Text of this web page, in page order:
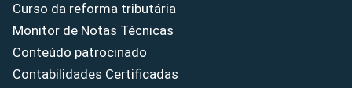
Curso da reforma tributária
Monitor de Notas Técnicas
Conteúdo patrocinado
Contabilidades Certificadas